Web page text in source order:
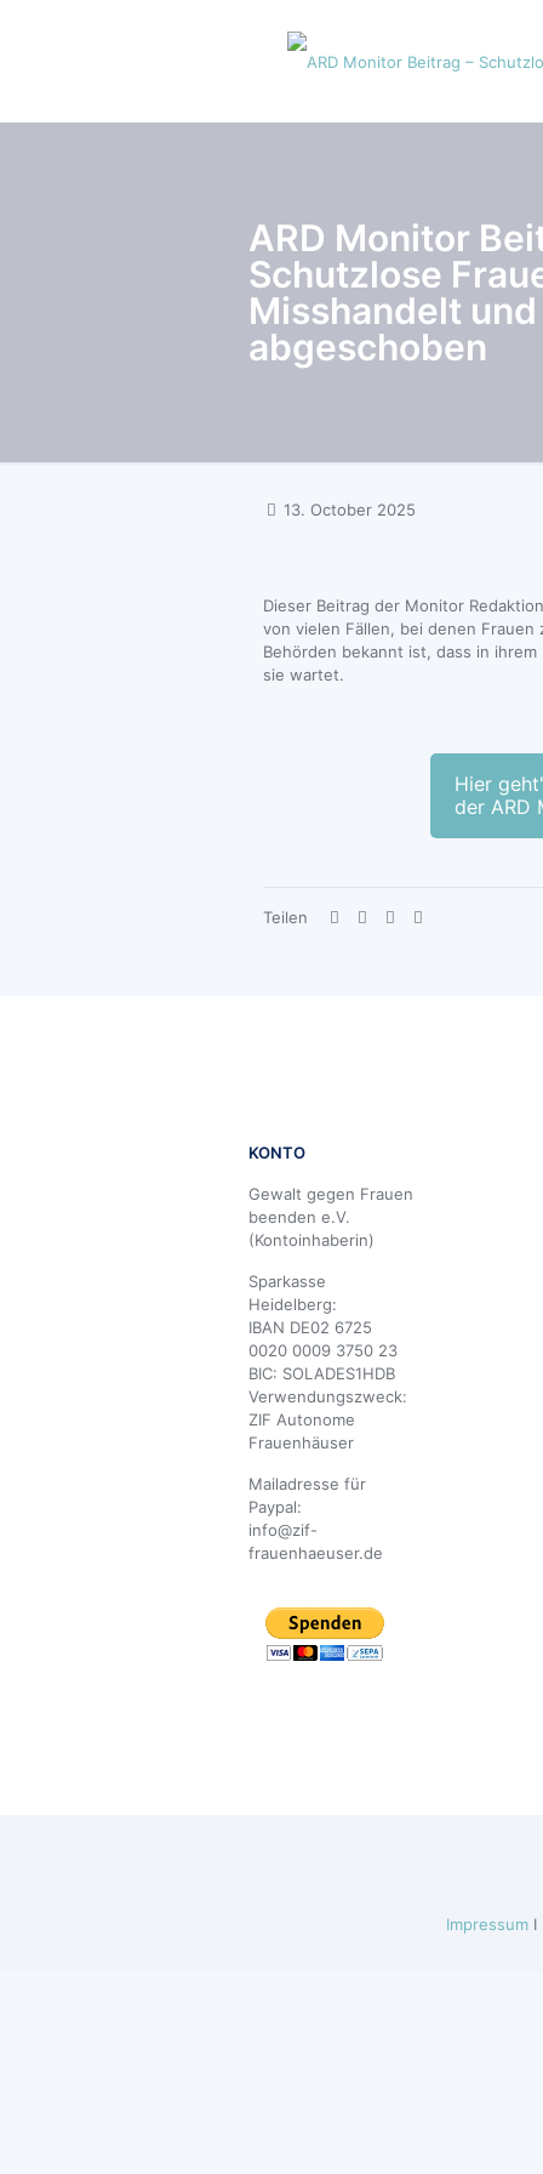
ARD Monitor
Schutzlose
Misshandelt und
abgeschoben
13. October 2025
Dieser Beitrag der Monitor
von vielen Fällen, bei denen
Behörden bekannt ist, dass in
sie wartet.
Hier
der ARD
Teilen
KONTO
Gewalt gegen Frauen
beenden e.V.
(Kontoinhaberin)
Sparkasse
Heidelberg:
IBAN DE02 6725
0020 0009 3750 23
BIC: SOLADES1HDB
Verwendungszweck:
ZIF Autonome
Frauenhäuser
Mailadresse für
Paypal:
info@zif-
frauenhaeuser.de
ImpressumI